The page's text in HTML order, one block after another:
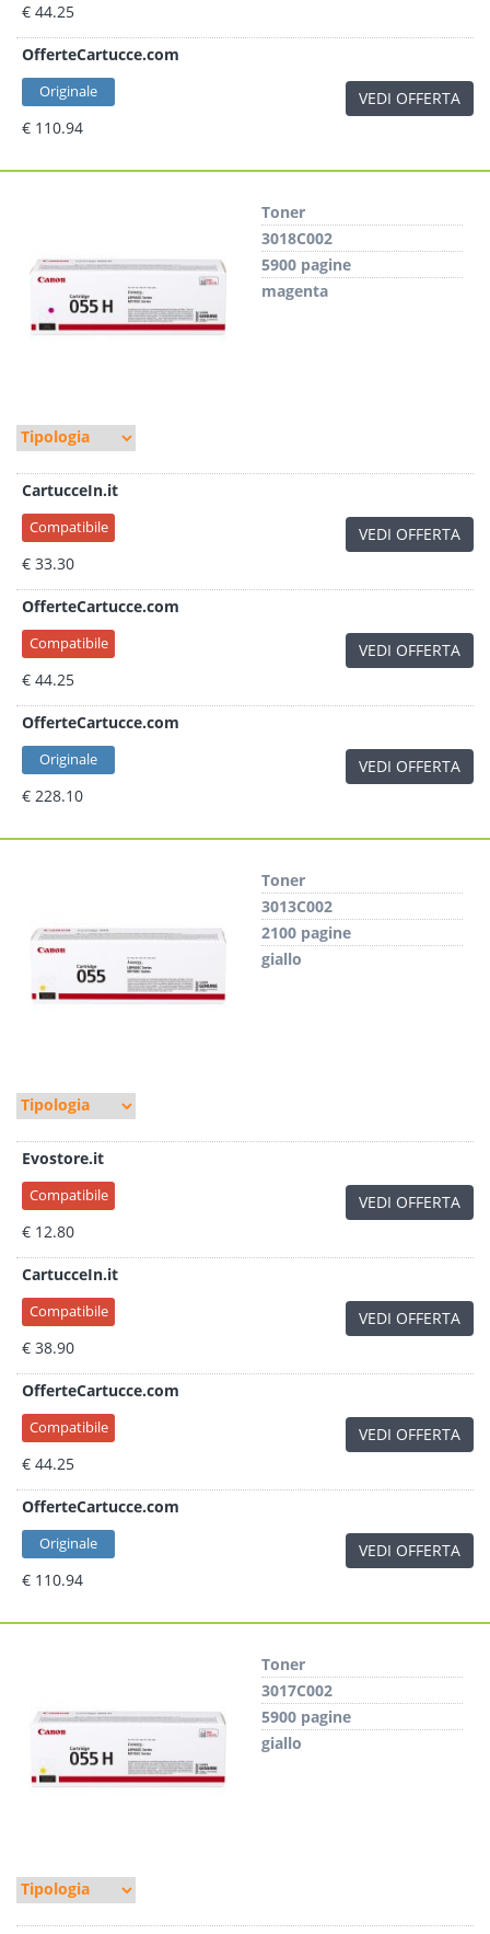
€ 44.25
OfferteCartucce.com
Originale
€ 110.94
VEDI OFFERTA
Toner
3018C002
5900 pagine
magenta
CartucceIn.it
Compatibile
€ 33.30
VEDI OFFERTA
OfferteCartucce.com
Compatibile
€ 44.25
VEDI OFFERTA
OfferteCartucce.com
Originale
€ 228.10
VEDI OFFERTA
Toner
3013C002
2100 pagine
giallo
Evostore.it
Compatibile
€ 12.80
VEDI OFFERTA
CartucceIn.it
Compatibile
€ 38.90
VEDI OFFERTA
OfferteCartucce.com
Compatibile
€ 44.25
VEDI OFFERTA
OfferteCartucce.com
Originale
€ 110.94
VEDI OFFERTA
Toner
3017C002
5900 pagine
giallo